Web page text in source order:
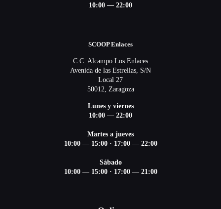
10:00 — 22:00
SCOOP Enlaces
C.C. Alcampo Los Enlaces
Avenida de las Estrellas, S/N
Local 27
50012, Zaragoza
Lunes y viernes
10:00 — 22:00
Martes a jueves
10:00 — 15:00· 17:00 — 22:00
Sábado
10:00 — 15:00· 17:00 — 21:00